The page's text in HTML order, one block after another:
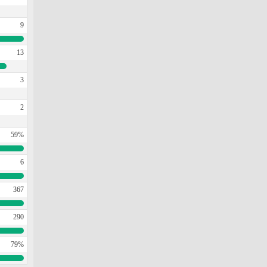
9
13
3
2
59%
6
367
290
79%